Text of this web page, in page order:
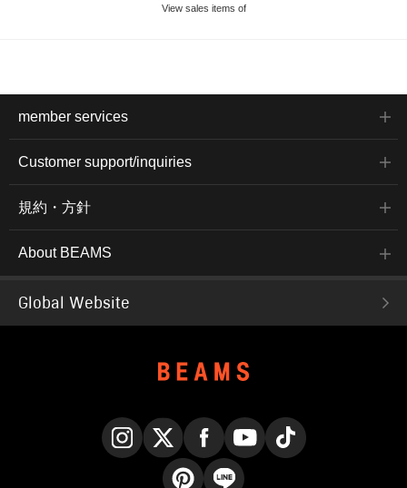
View sales items of
member services
Customer support/inquiries
規約・方針
About BEAMS
Global Website